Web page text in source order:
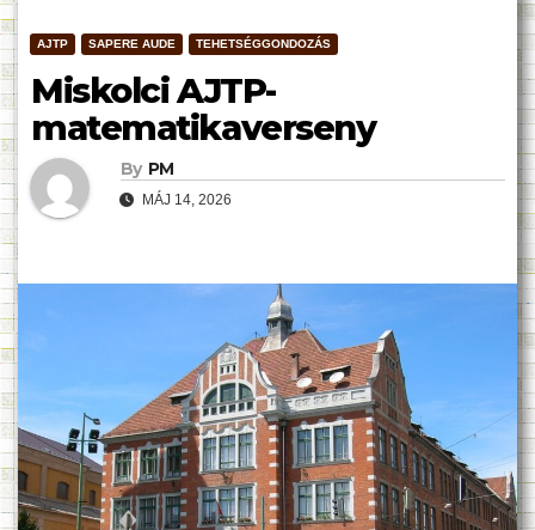
AJTP SAPERE AUDE TEHETSÉGGONDOZÁS
Miskolci AJTP-
matematikaverseny
By PM
MÁJ 14, 2026